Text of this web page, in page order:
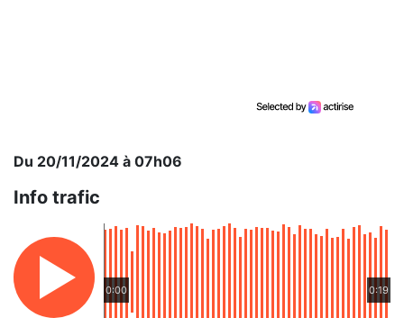
Du 20/11/2024 à 07h06
Info trafic
0:00 0:19